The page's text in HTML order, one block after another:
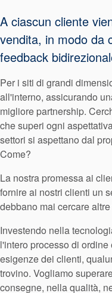
A ciascun cliente
vendita, in modo da
feedback
Per i siti di grandi
all'interno, assicurando
migliore partnership.
che superi ogni
settori si aspettano dal
Come?
La nostra promessa ai
fornire ai nostri clienti un
debbano mai cercare
Investendo nella
l'intero processo di
esigenze dei clienti,
trovino. Vogliamo
consegne, nella qualità,